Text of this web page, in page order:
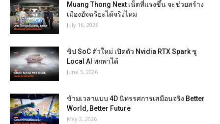
Muang Thong Next เน็ตที่แรงขึ้น จะช่วยสร้าง
เมืองอัจฉริยะได้จริงไหม
July 16, 2026
ชิป SoC ตัวใหม่ เปิดตัว Nvidia RTX Spark ชู
Local AI พกพาได้
June 5, 2026
ข้ามเวลาแบบ 4D นิทรรศการเสมือนจริง Better
World, Better Future
May 2, 2026